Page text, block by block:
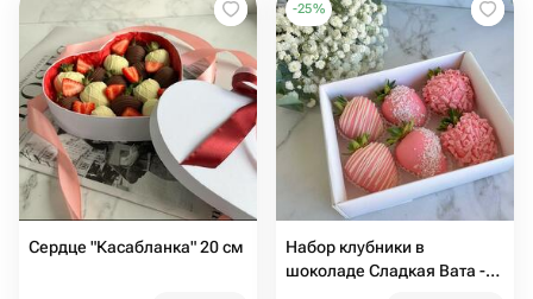
Сердце "Касабланка" 20 см
-25%
Набор клубники в
шоколаде Сладкая Вата -